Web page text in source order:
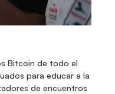
Bitcoin de todo el
para educar a la
de encuentros